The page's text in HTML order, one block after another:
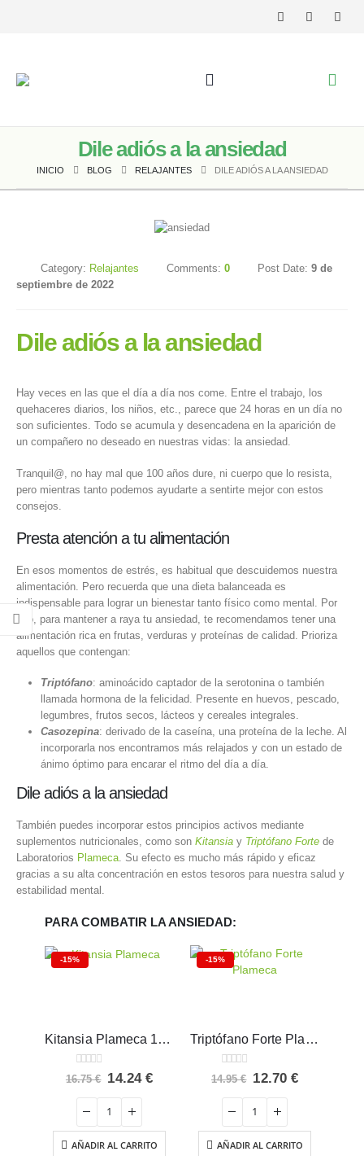
Dile adiós a la ansiedad
INICIO BLOG RELAJANTES DILE ADIÓS A LA ANSIEDAD
Category: Relajantes Comments: 0 Post Date: 9 de
septiembre de 2022
Dile adiós a la ansiedad
Hay veces en las que el día a día nos come. Entre el trabajo, los
quehaceres diarios, los niños, etc., parece que 24 horas en un día no
son suficientes. Todo se acumula y desencadena en la aparición de
un compañero no deseado en nuestras vidas: la ansiedad.
Tranquil@, no hay mal que 100 años dure, ni cuerpo que lo resista,
pero mientras tanto podemos ayudarte a sentirte mejor con estos
consejos.
Presta atención a tu alimentación
En esos momentos de estrés, es habitual que descuidemos nuestra
alimentación. Pero recuerda que una dieta balanceada es
indispensable para lograr un bienestar tanto físico como mental. Por
eso, para mantener a raya tu ansiedad, te recomendamos tener una
alimentación rica en frutas, verduras y proteínas de calidad. Prioriza
aquellos que contengan:
Triptófano: aminoácido captador de la serotonina o también
llamada hormona de la felicidad. Presente en huevos, pescado,
legumbres, frutos secos, lácteos y cereales integrales.
Casozepina: derivado de la caseína, una proteína de la leche. Al
incorporarla nos encontramos más relajados y con un estado de
ánimo óptimo para encarar el ritmo del día a día.
Dile adiós a la ansiedad
También puedes incorporar estos principios activos mediante
suplementos nutricionales, como son Kitansia y Triptófano Forte de
Laboratorios Plameca . Su efecto es mucho más rápido y eficaz
gracias a su alta concentración en estos tesoros para nuestra salud y
estabilidad mental.
PARA COMBATIR LA ANSIEDAD:
-15%
Kitansia Plameca 10 caps
0 out of 5
16.75€ El
original
era:
16.75 €.
14.24 €El
14.24 €.
AÑADIR AL CARRITO
-15%
Triptófano Forte Plameca 30 comprimidos
0 out of 5
14.95€ El
original
era:
14.95 €.
12.70 €El
12.70 €.
AÑADIR AL CARRITO